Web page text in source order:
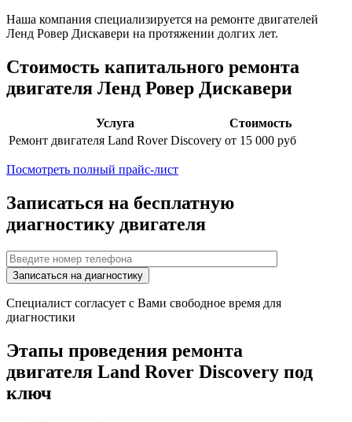
Наша компания специализируется на ремонте двигателей
Ленд Ровер Дискавери на протяжении долгих лет.
Стоимость капитального ремонта
двигателя Ленд Ровер Дискавери
Услуга
Стоимость
Ремонт двигателя Land Rover Discovery от 15 000 руб
Посмотреть полный прайс-лист
Записаться на бесплатную
диагностику двигателя
Специалист согласует с Вами свободное время для
диагностики
Этапы проведения ремонта
двигателя Land Rover Discovery под
ключ